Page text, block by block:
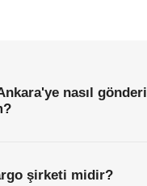
nasıl gönderi
şirketi midir?